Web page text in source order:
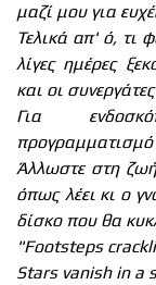
μαζί μου για
Τελικά απ' ό, τι
λίγες ημέρες
και οι
Για
Άλλωστε στη ζωή
όπως λέει κι ο
δίσκο που θα
"Footsteps
Stars vanish in a